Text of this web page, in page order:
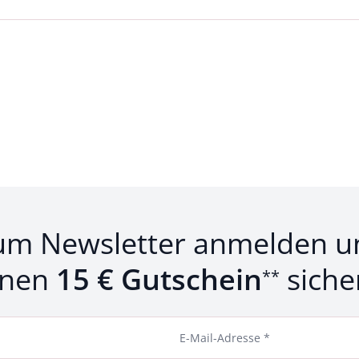
Newsletter anmelden
15 € Gutschein**
E-Mail-Adresse *